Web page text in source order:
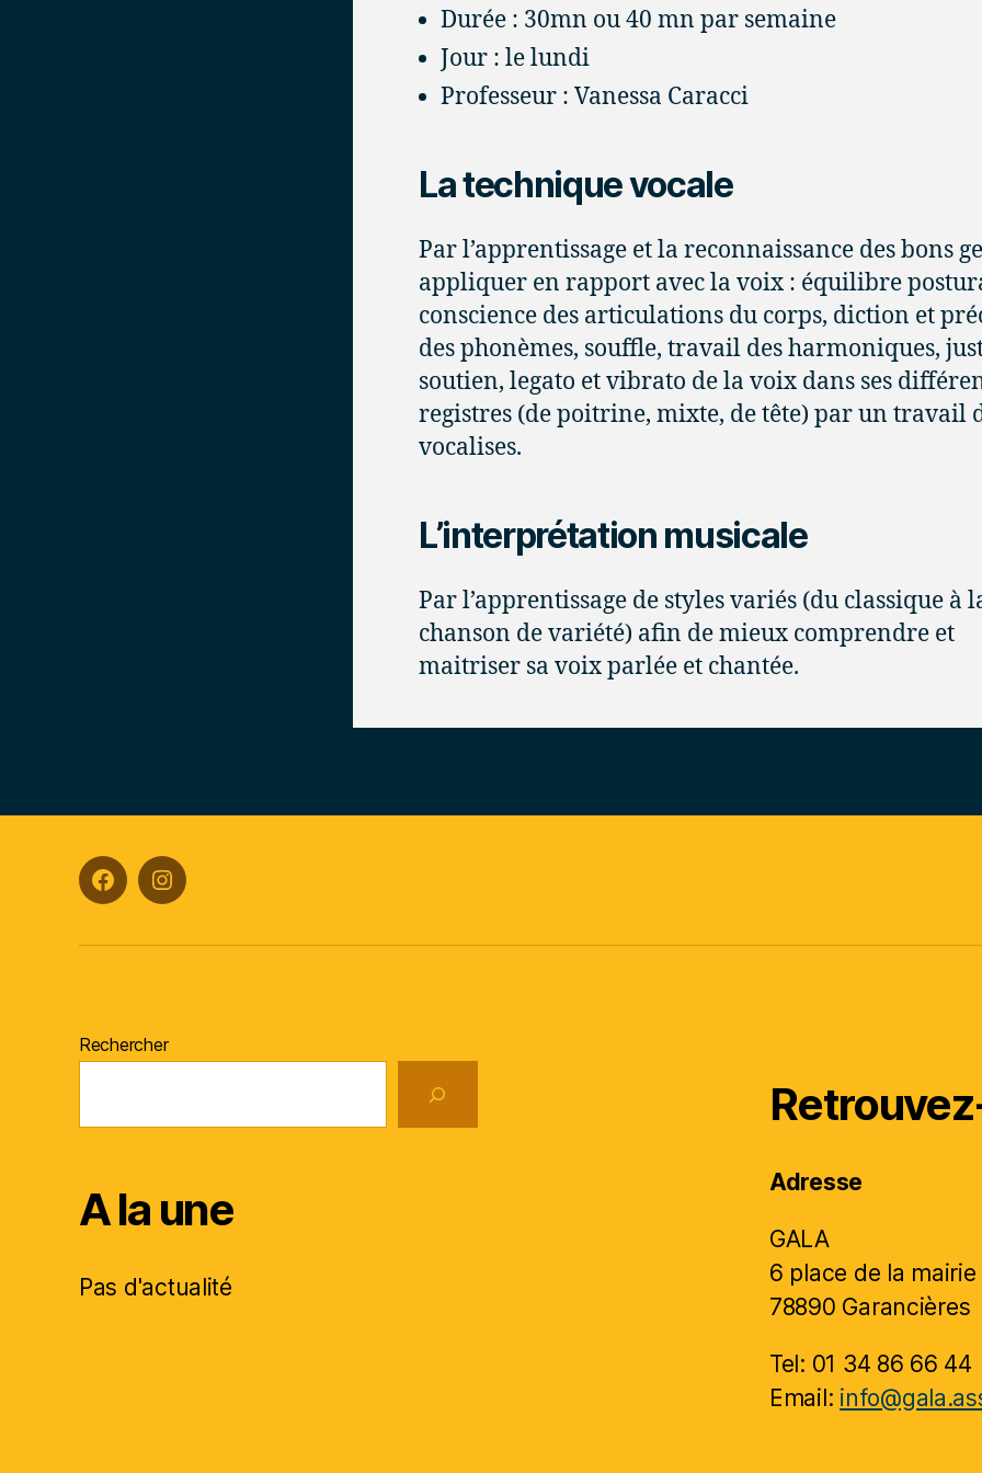
Durée : 30mn ou 40 mn par semaine
Jour : le lundi
Professeur : Vanessa Caracci
La technique vocale
Par l’apprentissage et la reconnaissance des bons
appliquer en rapport avec la voix : équilibre
conscience des articulations du corps, diction et
des phonèmes, souffle, travail des harmoniques,
soutien, legato et vibrato de la voix dans ses
registres (de poitrine, mixte, de tête) par un travail
vocalises.
L’interprétation musicale
Par l’apprentissage de styles variés (du classique à
chanson de variété) afin de mieux comprendre et
maitriser sa voix parlée et chantée.
FacebookInstagram
Rechercher
A la une
Pas d'actualité
Adresse
GALA
6 place de la mairie
78890 Garancières
Tel: 01 34 86 66 44
Email: